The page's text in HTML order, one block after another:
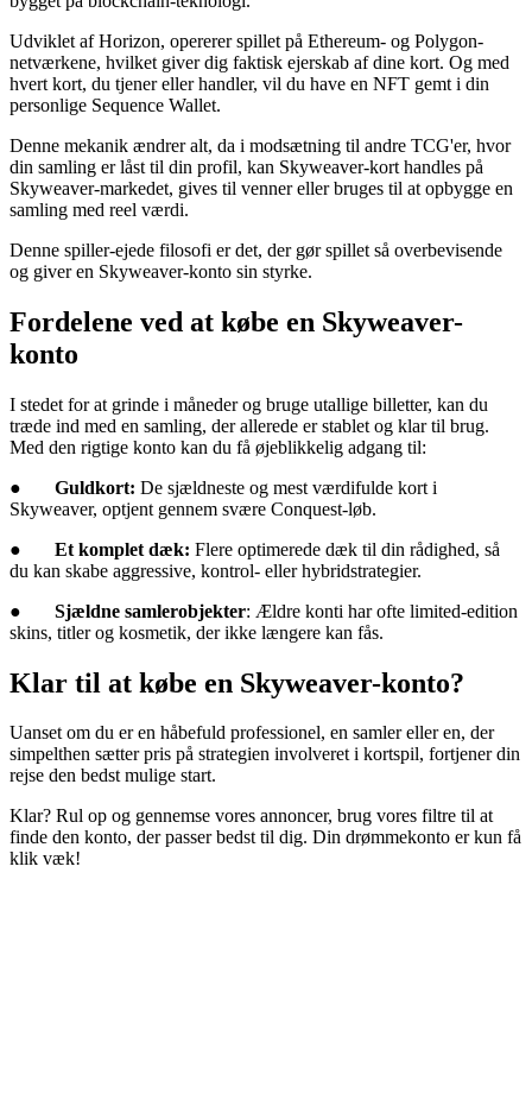
Udviklet af Horizon, opererer spillet på Ethereum- og Polygon-
netværkene, hvilket giver dig faktisk ejerskab af dine kort. Og med
hvert kort, du tjener eller handler, vil du have en NFT gemt i din
personlige Sequence Wallet.
Denne mekanik ændrer alt, da i modsætning til andre TCG'er, hvor
din samling er låst til din profil, kan Skyweaver-kort handles på
Skyweaver-markedet, gives til venner eller bruges til at opbygge en
samling med reel værdi.
Denne spiller-ejede filosofi er det, der gør spillet så overbevisende
og giver en Skyweaver-konto sin styrke.
Fordelene ved at købe en Skyweaver-
konto
I stedet for at grinde i måneder og bruge utallige billetter, kan du
træde ind med en samling, der allerede er stablet og klar til brug.
Med den rigtige konto kan du få øjeblikkelig adgang til:
● Guldkort: De sjældneste og mest værdifulde kort i
Skyweaver, optjent gennem svære Conquest-løb.
● Et komplet dæk: Flere optimerede dæk til din rådighed, så
du kan skabe aggressive, kontrol- eller hybridstrategier.
● Sjældne samlerobjekter: Ældre konti har ofte limited-edition
skins, titler og kosmetik, der ikke længere kan fås.
Klar til at købe en Skyweaver-konto?
Uanset om du er en håbefuld professionel, en samler eller en, der
simpelthen sætter pris på strategien involveret i kortspil, fortjener din
rejse den bedst mulige start.
Klar? Rul op og gennemse vores annoncer, brug vores filtre til at
finde den konto, der passer bedst til dig. Din drømmekonto er kun få
klik væk!